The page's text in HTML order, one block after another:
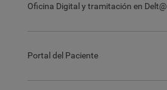
Oficina Digital y tramitación en Delt@
Portal del Paciente